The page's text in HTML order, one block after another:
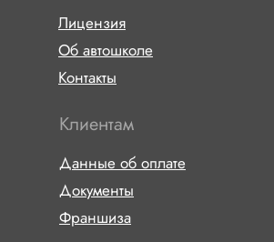
Клиентам
Лицензия
Данные об оплате
Документы
Об автошколе
Контакты
Франшиза